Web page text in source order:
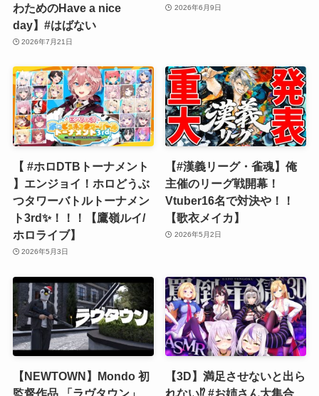
わためのHave a nice
day】#はばない
2026年7月21日
2026年6月9日
【 #ホロDTBトーナメント
】エンジョイ！ホロどうぶ
つタワーバトルトーナメン
ト3rd✨！！！【鷹嶺ルイ/
ホロライブ】
2026年5月3日
【#漢義リーグ・雀魂】俺
主催のリーグ戦開幕！
Vtuber16名で対決や！！
【歌衣メイカ】
2026年5月2日
【NEWTOWN】Mondo 初
監督作品 「ラヴタウン」
【3D】満足させないと出ら
れない⁉ #お姉さん大集合